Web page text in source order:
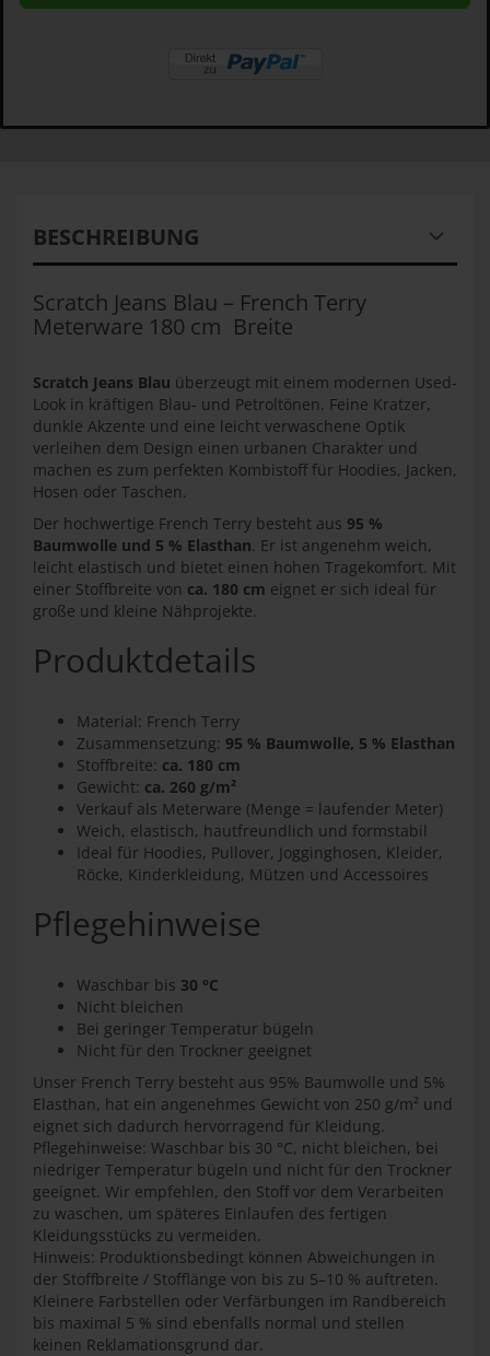
BESCHREIBUNG
Scratch Jeans Blau – French Terry
Meterware 180 cm Breite
Scratch Jeans Blau überzeugt mit einem modernen Used-
Look in kräftigen Blau- und Petroltönen. Feine Kratzer,
dunkle Akzente und eine leicht verwaschene Optik
verleihen dem Design einen urbanen Charakter und
machen es zum perfekten Kombistoff für Hoodies, Jacken,
Hosen oder Taschen.
Der hochwertige French Terry besteht aus 95 %
Baumwolle und 5 % Elasthan. Er ist angenehm weich,
leicht elastisch und bietet einen hohen Tragekomfort. Mit
einer Stoffbreite von ca. 180 cm eignet er sich ideal für
große und kleine Nähprojekte.
Produktdetails
Material: French Terry
Zusammensetzung: 95 % Baumwolle, 5 % Elasthan
Stoffbreite: ca. 180 cm
Gewicht: ca. 260 g/m²
Verkauf als Meterware (Menge = laufender Meter)
Weich, elastisch, hautfreundlich und formstabil
Ideal für Hoodies, Pullover, Jogginghosen, Kleider,
Röcke, Kinderkleidung, Mützen und Accessoires
Pflegehinweise
Waschbar bis 30 °C
Nicht bleichen
Bei geringer Temperatur bügeln
Nicht für den Trockner geeignet
Unser French Terry besteht aus 95% Baumwolle und 5%
Elasthan, hat ein angenehmes Gewicht von 250 g/m² und
eignet sich dadurch hervorragend für Kleidung.
Pflegehinweise: Waschbar bis 30 °C, nicht bleichen, bei
niedriger Temperatur bügeln und nicht für den Trockner
geeignet. Wir empfehlen, den Stoff vor dem Verarbeiten
zu waschen, um späteres Einlaufen des fertigen
Kleidungsstücks zu vermeiden.
Hinweis: Produktionsbedingt können Abweichungen in
der Stoffbreite / Stofflänge von bis zu 5–10 % auftreten.
Kleinere Farbstellen oder Verfärbungen im Randbereich
bis maximal 5 % sind ebenfalls normal und stellen
keinen Reklamationsgrund dar.